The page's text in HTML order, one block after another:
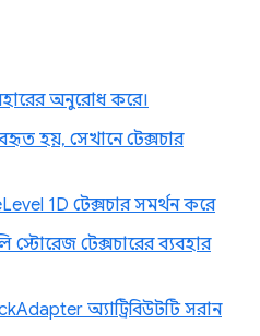
অনুরোধ করে।
হয়, সেখানে টেক্সচার
1D টেক্সচার সমর্থন করে
টেক্সচারের ব্যবহার
অ্যাট্রিবিউটটি সরান